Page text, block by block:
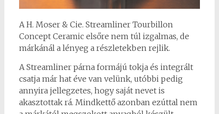
A H. Moser & Cie. Streamliner Tourbillon
Concept Ceramic elsőre nem túl izgalmas, de
márkánál a lényeg a részletekben rejlik.
A Streamliner párna formájú tokja és integrált
csatja már hat éve van velünk, utóbbi pedig
annyira jellegzetes, hogy saját nevet is
akasztottak rá. Mindkettő azonban ezúttal nem